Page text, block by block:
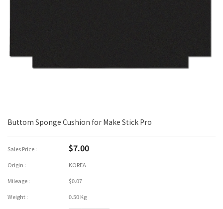
Buttom Sponge Cushion for Make Stick Pro
Sales Price : $7.00
Origin :
KOREA
Mileage :
$0.07
Weight :
0.50 Kg